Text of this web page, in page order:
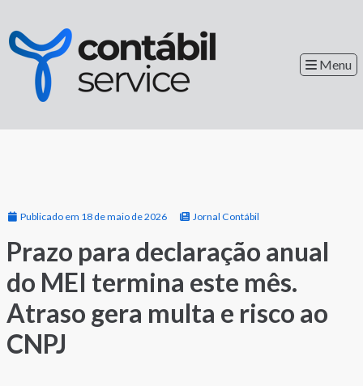
Menu
Publicado em 18 de maio de 2026 Jornal Contábil
Prazo para declaração anual
do MEI termina este mês.
Atraso gera multa e risco ao
CNPJ